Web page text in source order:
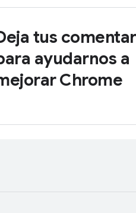
tus
ayudarnos a
Chrome